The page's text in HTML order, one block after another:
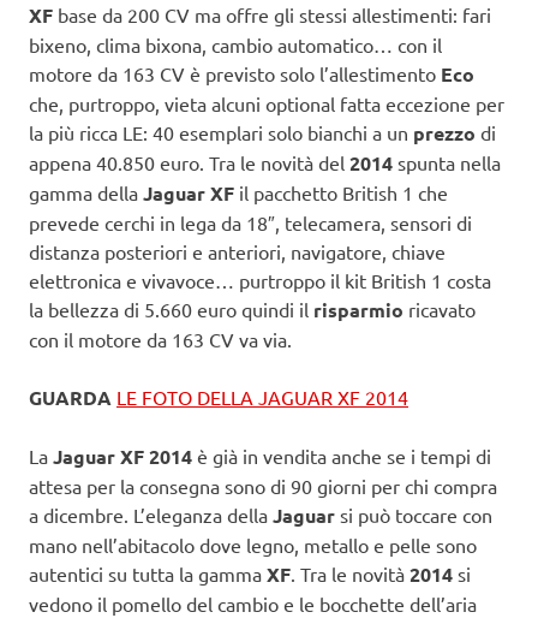
XF base da 200 CV ma offre gli stessi allestimenti: fari
bixeno, clima bixona, cambio automatico… con il
motore da 163 CV è previsto solo l’allestimento Eco
che, purtroppo, vieta alcuni optional fatta eccezione per
la più ricca LE: 40 esemplari solo bianchi a un prezzo di
appena 40.850 euro. Tra le novità del 2014 spunta nella
gamma della Jaguar XF il pacchetto British 1 che
prevede cerchi in lega da 18″, telecamera, sensori di
distanza posteriori e anteriori, navigatore, chiave
elettronica e vivavoce… purtroppo il kit British 1 costa
la bellezza di 5.660 euro quindi il risparmio ricavato
con il motore da 163 CV va via.
GUARDA LE FOTO DELLA JAGUAR XF 2014
La Jaguar XF 2014 è già in vendita anche se i tempi di
attesa per la consegna sono di 90 giorni per chi compra
a dicembre. L’eleganza della Jaguar si può toccare con
mano nell’abitacolo dove legno, metallo e pelle sono
autentici su tutta la gamma XF. Tra le novità 2014 si
vedono il pomello del cambio e le bocchette dell’aria